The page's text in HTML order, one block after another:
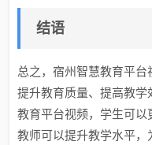
结语
总之，宿州智慧教育平
提升教育质量、提高教
教育平台视频，学生可以
教师可以提升教学水平